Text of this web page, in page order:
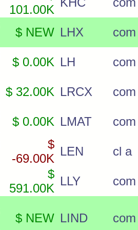
101.00K
$ NEW LHX
com
$ 0.00K LH
$ 32.00K LRCX
$ 0.00K LMAT
com
$
-69.00K
LEN cl a
$
591.00K
LLY com
$ NEW LIND com